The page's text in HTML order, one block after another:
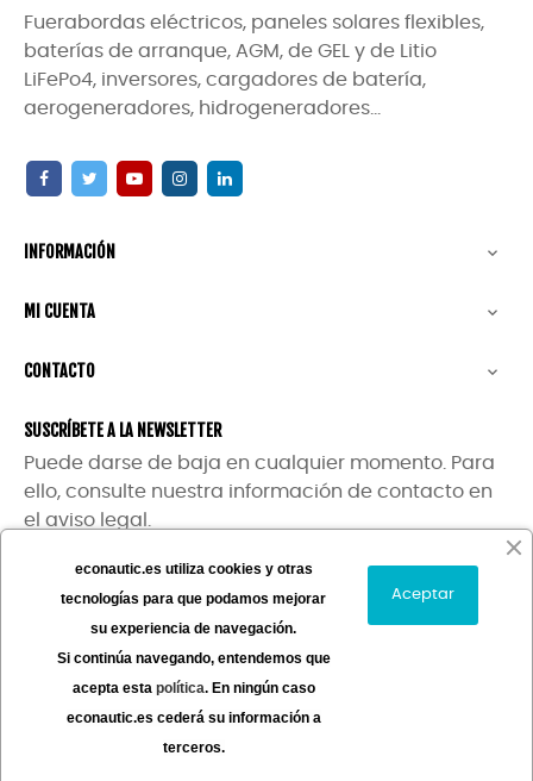
Fuerabordas eléctricos, paneles solares flexibles,
baterías de arranque, AGM, de GEL y de Litio
LiFePo4, inversores, cargadores de batería,
aerogeneradores, hidrogeneradores...
INFORMACIÓN 
MI CUENTA 
CONTACTO 
SUSCRÍBETE A LA NEWSLETTER
Puede darse de baja en cualquier momento. Para
ello, consulte nuestra información de contacto en
el aviso legal.
Copyright ©Econautic| Powered by
econautic.es utiliza cookies y otras
tecnologías para que podamos mejorar
su experiencia de navegación.
Si continúa navegando, entendemos que
acepta esta política. En ningún caso
econautic.es cederá su información a
terceros.
Aceptar